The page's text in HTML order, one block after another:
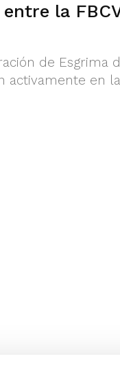
la
de Esgrima
activamente en